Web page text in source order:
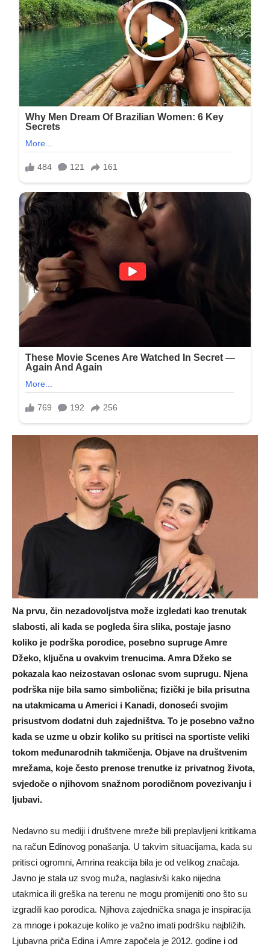
Na prvu, čin nezadovoljstva može izgledati kao trenutak
slabosti, ali kada se pogleda šira slika, postaje jasno
koliko je podrška porodice, posebno supruge Amre
Džeko, ključna u ovakvim trenucima. Amra Džeko se
pokazala kao neizostavan oslonac svom suprugu. Njena
podrška nije bila samo simbolična; fizički je bila prisutna
na utakmicama u Americi i Kanadi, donoseći svojim
prisustvom dodatni duh zajedništva. To je posebno važno
kada se uzme u obzir koliko su pritisci na sportiste veliki
tokom međunarodnih takmičenja. Objave na društvenim
mrežama, koje često prenose trenutke iz privatnog života,
svjedoče o njihovom snažnom porodičnom povezivanju i
ljubavi.
Nedavno su mediji i društvene mreže bili preplavljeni kritikama
na račun Edinovog ponašanja. U takvim situacijama, kada su
pritisci ogromni, Amrina reakcija bila je od velikog značaja.
Javno je stala uz svog muža, naglasivši kako nijedna
utakmica ili greška na terenu ne mogu promijeniti ono što su
izgradili kao porodica. Njihova zajednička snaga je inspiracija
za mnoge i pokazuje koliko je važno imati podršku najbližih.
Ljubavna priča Edina i Amre započela je 2012. godine i od